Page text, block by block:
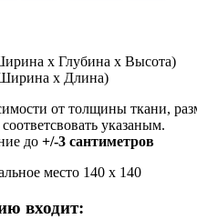
x Глубина x Высота)
x Длина)
от толщины ткани,
указаным.
до +/-3 сантиметров
место 140 x 140
входит: